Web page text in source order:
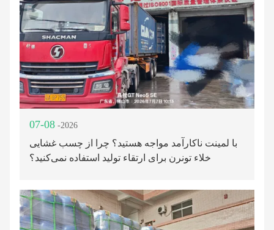
07-08 -2026
با لمینت ناکارآمد مواجه هستید؟ چرا از چسب غشایی
خلاء تونرن برای ارتقاء تولید استفاده نمی‌کنید؟